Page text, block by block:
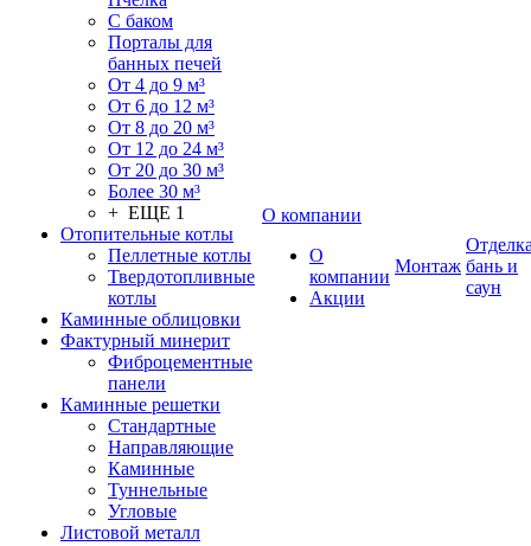
С баком
Порталы для
банных печей
От 4 до 9 м³
От 6 до 12 м³
От 8 до 20 м³
От 12 до 24 м³
От 20 до 30 м³
Более 30 м³
+ ЕЩЕ 1
Отопительные котлы
Пеллетные котлы
Твердотопливные
котлы
Каминные облицовки
Фактурный минерит
Фиброцементные
панели
Каминные решетки
Стандартные
Направляющие
Каминные
Туннельные
Угловые
Листовой металл
О компании
О
компании
Акции
Монтаж бань и
саун